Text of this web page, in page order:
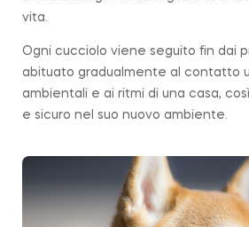
vita.
Ogni cucciolo viene seguito fin dai
abituato gradualmente al contatto
ambientali e ai ritmi di una casa,
e sicuro nel suo nuovo ambiente.